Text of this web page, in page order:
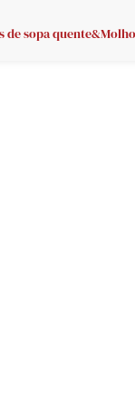
de sopa